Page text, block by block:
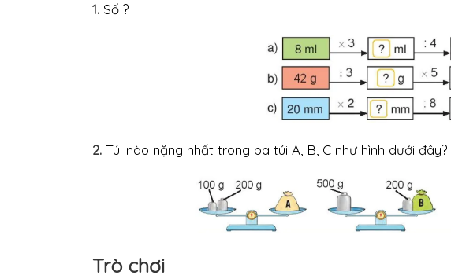
1. Số ?
2. Túi nào nặng nhất trong ba túi A, B, C như hình dưới đây?
Trò chơi